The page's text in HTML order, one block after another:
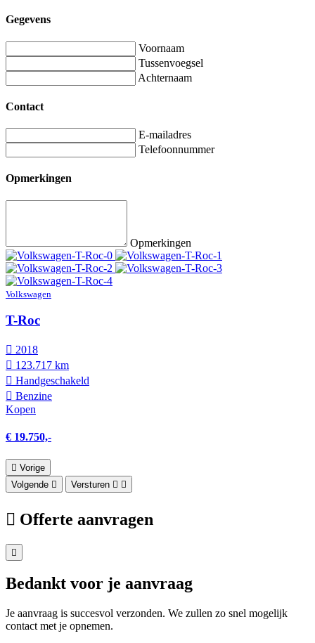
Gegevens
Voornaam
Tussenvoegsel
Achternaam
Contact
E-mailadres
Telefoonnummer
Opmerkingen
Opmerkingen
Volkswagen
T-Roc
2018
123.717 km
Hand­geschakeld
Benzine
Kopen
€ 19.750,-
Vorige
Volgende
Versturen
Offerte aanvragen
Bedankt voor je aanvraag
Je aanvraag is succesvol verzonden. We zullen zo snel mogelijk
contact met je opnemen.